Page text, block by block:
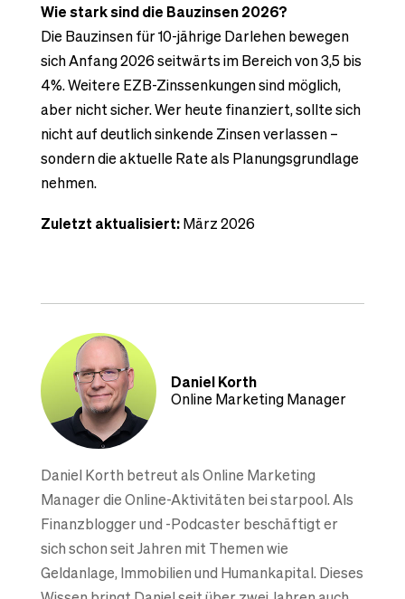
Wie stark sind die Bauzinsen 2026?
Die Bauzinsen für 10-jährige Darlehen bewegen
sich Anfang 2026 seitwärts im Bereich von 3,5 bis
4%. Weitere EZB-Zinssenkungen sind möglich,
aber nicht sicher. Wer heute finanziert, sollte sich
nicht auf deutlich sinkende Zinsen verlassen –
sondern die aktuelle Rate als Planungsgrundlage
nehmen.
Zuletzt aktualisiert:März 2026
Daniel Korth
Online Marketing Manager
Daniel Korth betreut als Online Marketing
Manager die Online-Aktivitäten bei starpool. Als
Finanzblogger und -Podcaster beschäftigt er
sich schon seit Jahren mit Themen wie
Geldanlage, Immobilien und Humankapital. Dieses